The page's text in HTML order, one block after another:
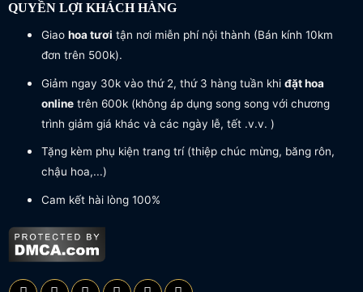
QUYỀN LỢI KHÁCH HÀNG
Giao hoa tươi tận nơi miễn phí nội thành (Bán kính 10km
đơn trên 500k).
Giảm ngay 30k vào thứ 2, thứ 3 hàng tuần khi đặt hoa
onlinetrên 600k (không áp dụng song song với chương
trình giảm giá khác và các ngày lễ, tết .v.v. )
Tặng kèm phụ kiện trang trí (thiệp chúc mừng, băng rôn,
chậu hoa,...)
Cam kết hài lòng 100%